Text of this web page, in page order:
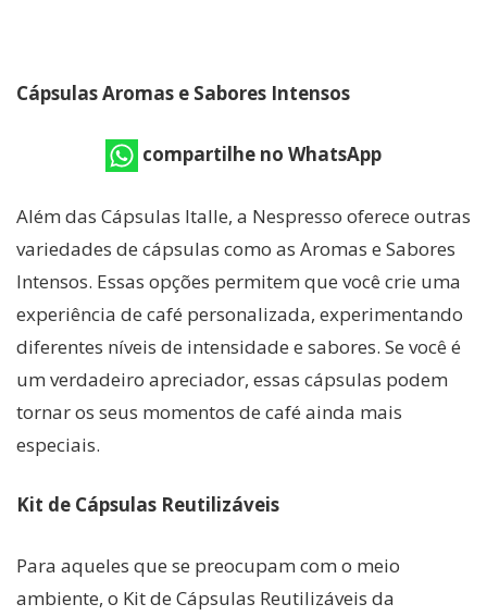
Cápsulas Aromas e Sabores Intensos
compartilhe no WhatsApp
Além das Cápsulas Italle, a Nespresso oferece outras
variedades de cápsulas como as Aromas e Sabores
Intensos. Essas opções permitem que você crie uma
experiência de café personalizada, experimentando
diferentes níveis de intensidade e sabores. Se você é
um verdadeiro apreciador, essas cápsulas podem
tornar os seus momentos de café ainda mais
especiais.
Kit de Cápsulas Reutilizáveis
Para aqueles que se preocupam com o meio
ambiente, o Kit de Cápsulas Reutilizáveis da